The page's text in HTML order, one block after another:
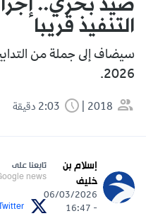
صيد بحري..
التنفيذ قريبا
سيضاف إلى جملة من التدابير
2026.
2018
إسلام بن
خليف
06/03/2026
- 16:47
تابعنا على
news